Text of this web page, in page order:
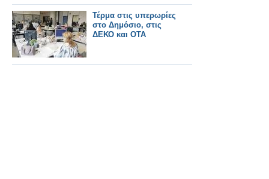
Τέρμα στις υπερωρίες
στο Δημόσιο, στις
ΔΕΚΟ και ΟΤΑ